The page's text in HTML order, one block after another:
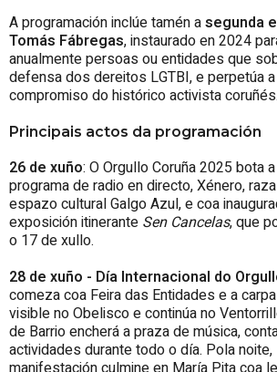
A programación inclúe tamén asegunda
Tomás Fábregas, instaurado en 2024
anualmente persoas ou entidades que
defensa dos dereitos LGTBI, e perpetúa
compromiso do histórico activista coruñés.
Principais actos da programación
26 de xuño: O Orgullo Coruña 2025 bota
programa de radio en directo, Xénero,
espazo cultural Galgo Azul, e coa
exposición itinerante Sen Cancelas, que
o 17 de xullo.
28 de xuño - Día Internacional do
comeza coa Feira das Entidades e a
visible no Obelisco e continúa no
de Barrio encherá a praza de música,
actividades durante todo o día. Pola